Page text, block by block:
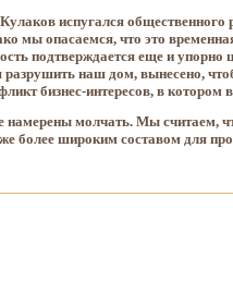
испугался
мы опасаемся, что это
подтверждается еще и
наш дом, вынесено,
бизнес-интересов, в
намерены молчать. Мы считаем,
более широким составом для